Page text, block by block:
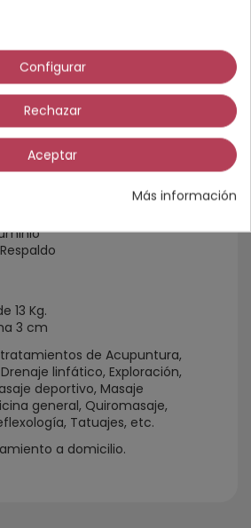
regulable aluminio.
13 Kg.
3 cm
de Acupuntura,
linfático, Exploración,
deportivo, Masaje
general, Quiromasaje,
Tatuajes, etc.
a domicilio.
Configurar
Rechazar
Aceptar
Más información